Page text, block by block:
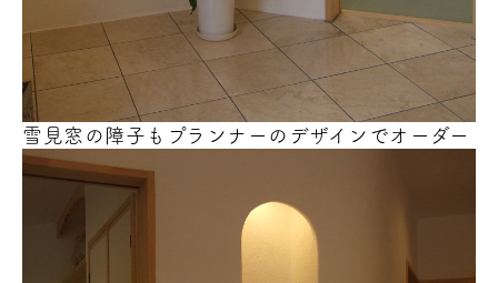
雪見窓の障子もプランナーのデザインでオーダー